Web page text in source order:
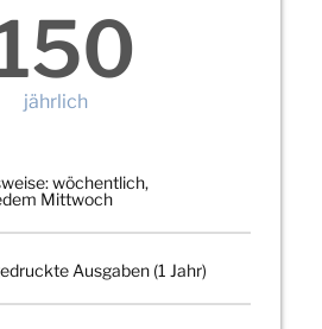
jährlich
wöchentlich,
Mittwoch
Ausgaben (1 Jahr)